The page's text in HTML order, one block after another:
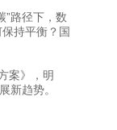
路径下，数
持平衡？国
案》，明
新趋势。